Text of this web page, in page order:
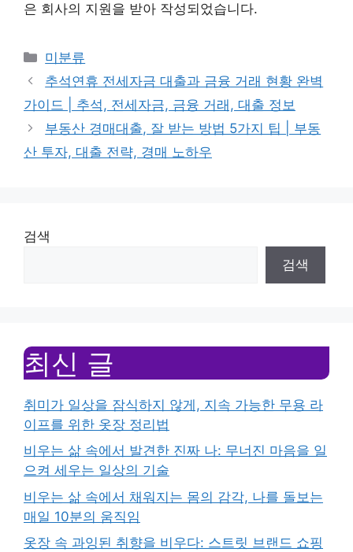
은 회사의 지원을 받아 작성되었습니다.
Categories
미분류
추석연휴 전세자금 대출과 금융 거래 현황 완벽
가이드 | 추석, 전세자금, 금융 거래, 대출 정보
부동산 경매대출, 잘 받는 방법 5가지 팁 | 부동
산 투자, 대출 전략, 경매 노하우
검색
검색
최신 글
취미가 일상을 잠식하지 않게, 지속 가능한 무용 라
이프를 위한 옷장 정리법
비우는 삶 속에서 발견한 진짜 나: 무너진 마음을 일
으켜 세우는 일상의 기술
비우는 삶 속에서 채워지는 몸의 감각, 나를 돌보는
매일 10분의 움직임
옷장 속 과잉된 취향을 비우다: 스트릿 브랜드 쇼핑